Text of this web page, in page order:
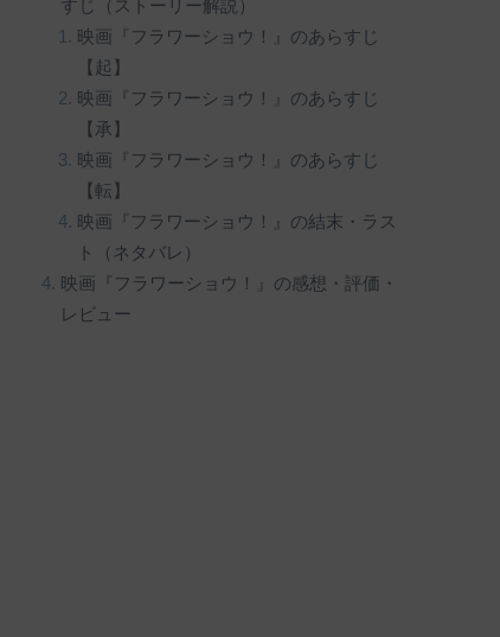
すじ（ストーリー解説）
映画『フラワーショウ！』のあらすじ
【起】
映画『フラワーショウ！』のあらすじ
【承】
映画『フラワーショウ！』のあらすじ
【転】
映画『フラワーショウ！』の結末・ラス
ト（ネタバレ）
映画『フラワーショウ！』の感想・評価・
レビュー